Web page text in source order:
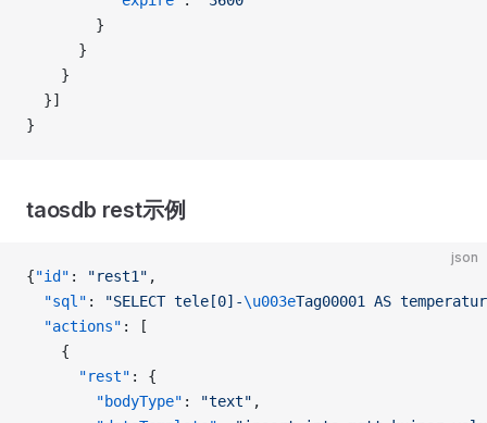
        }
      }
    }
  }]
}
taosdb rest示例
json
{"id" : "rest1" ,
  "sql"
: "SELECT tele[0]-\u003eTag00001 AS
  "actions"
: [
    {
      "rest"
: {
        "bodyType"
: "text" ,